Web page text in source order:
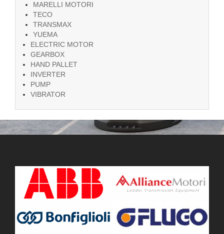
MARELLI MOTORI
TECO
TRANSMAX
YUEMA
ELECTRIC MOTOR
GEARBOX
HAND PALLET
INVERTER
PUMP
VIBRATOR